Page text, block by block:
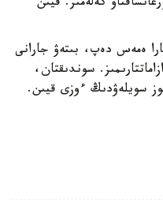
كەلەمىز. قيىن
ەمەس دەپ، بىتەۋ جارانى
سوندىقتان،
سويلەۋدىڭ ءوزى قيىن.